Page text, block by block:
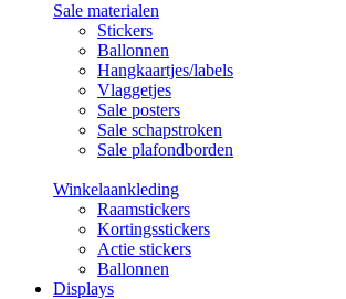
Sale materialen
Stickers
Ballonnen
Hangkaartjes/labels
Vlaggetjes
Sale posters
Sale schapstroken
Sale plafondborden
Winkelaankleding
Raamstickers
Kortingsstickers
Actie stickers
Ballonnen
Displays